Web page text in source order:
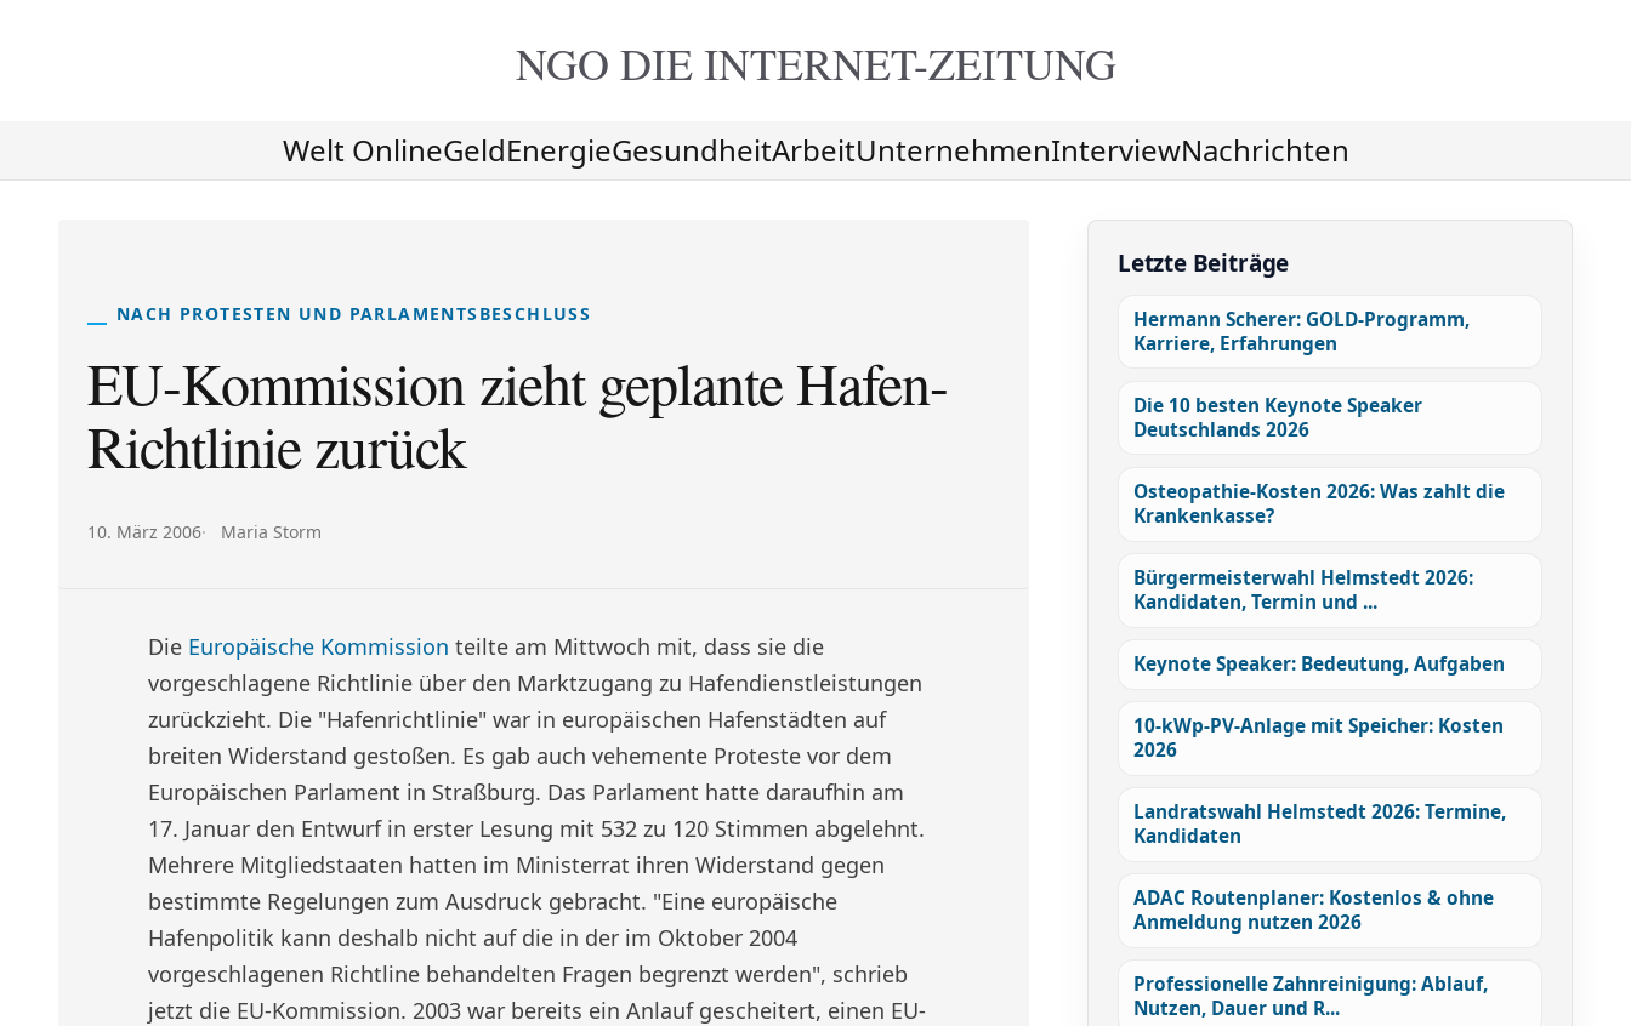
NGO DIEINTERNET-ZEITUNG
Welt OnlineGeldEnergieGesundheitArbeitUnternehmenInterviewNachrichten
NACH PROTESTEN UND PARLAMENTSBESCHLUSS
EU-Kommission zieht geplante Hafen-
Richtlinie zurück
Veröffentlicht am:
10. März 2006 Autor:
Maria Storm
Die Europäische Kommission teilte am Mittwoch mit, dass sie die
vorgeschlagene Richtlinie über den Marktzugang zu Hafendienstleistungen
zurückzieht. Die "Hafenrichtlinie" war in europäischen Hafenstädten auf
breiten Widerstand gestoßen. Es gab auch vehemente Proteste vor dem
Europäischen Parlament in Straßburg. Das Parlament hatte daraufhin am
17. Januar den Entwurf in erster Lesung mit 532 zu 120 Stimmen abgelehnt.
Mehrere Mitgliedstaaten hatten im Ministerrat ihren Widerstand gegen
bestimmte Regelungen zum Ausdruck gebracht. "Eine europäische
Hafenpolitik kann deshalb nicht auf die in der im Oktober 2004
vorgeschlagenen Richtline behandelten Fragen begrenzt werden", schrieb
jetzt die EU-Kommission. 2003 war bereits ein Anlauf gescheitert, einen EU-
Letzte Beiträge
Hermann Scherer: GOLD-Programm,
Karriere, Erfahrungen
Die 10 besten Keynote Speaker
Deutschlands 2026
Osteopathie-Kosten 2026: Was zahlt die
Krankenkasse?
Bürgermeisterwahl Helmstedt 2026:
Kandidaten, Termin und ...
Keynote Speaker: Bedeutung, Aufgaben
10-kWp-PV-Anlage mit Speicher: Kosten
2026
Landratswahl Helmstedt 2026: Termine,
Kandidaten
ADAC Routenplaner: Kostenlos & ohne
Anmeldung nutzen 2026
Professionelle Zahnreinigung: Ablauf,
Nutzen, Dauer und R...